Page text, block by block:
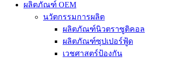
ผลิตภัณฑ์ OEM
นวัตกรรมการผลิต
ผลิตภัณฑ์นิวตราซูติคอล
ผลิตภัณฑ์ซุปเปอร์ฟู้ด
เวชศาสตร์ป้องกัน